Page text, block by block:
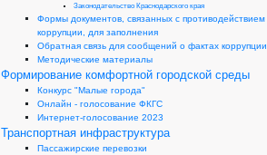
Законодательство Краснодарского края
Формы документов, связанных с противодействием
коррупции, для заполнения
Обратная связь для сообщений о фактах коррупции
Методические материалы
Формирование комфортной городской среды
Конкурс "Малые города"
Онлайн - голосование ФКГС
Интернет-голосование 2023
Транспортная инфраструктура
Пассажирские перевозки